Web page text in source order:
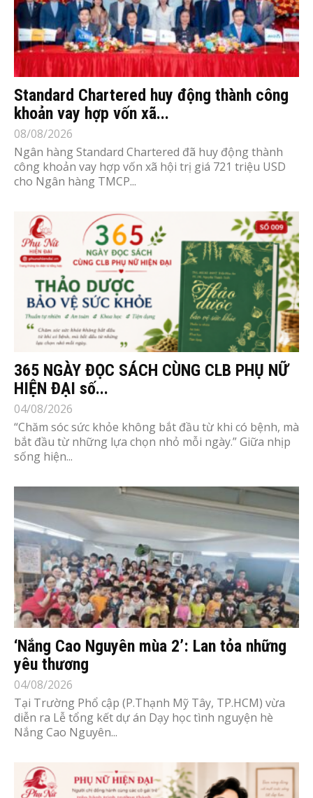
Standard Chartered huy động thành công
khoản vay hợp vốn xã...
08/08/2026
Ngân hàng Standard Chartered đã huy động thành
công khoản vay hợp vốn xã hội trị giá 721 triệu USD
cho Ngân hàng TMCP...
365 NGÀY ĐỌC SÁCH CÙNG CLB PHỤ NỮ
HIỆN ĐẠI số...
04/08/2026
“Chăm sóc sức khỏe không bắt đầu từ khi có bệnh, mà
bắt đầu từ những lựa chọn nhỏ mỗi ngày.” Giữa nhịp
sống hiện...
‘Nắng Cao Nguyên mùa 2’: Lan tỏa những
yêu thương
04/08/2026
Tại Trường Phổ cập (P.Thạnh Mỹ Tây, TP.HCM) vừa
diễn ra Lễ tổng kết dự án Dạy học tình nguyện hè
Nắng Cao Nguyên...